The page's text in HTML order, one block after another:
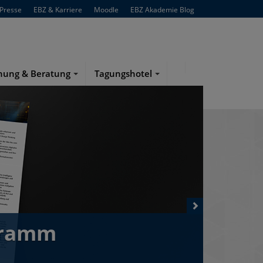
& Beratung Tagungshotel
Presse EBZ & Karriere Moodle EBZ Akademie Blog